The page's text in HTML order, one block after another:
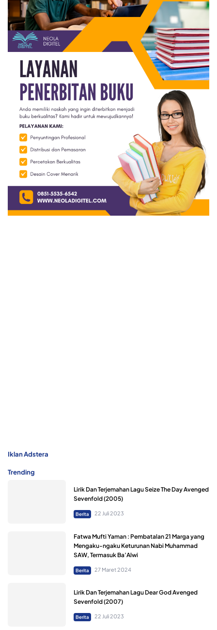
Iklan Adstera
Trending
Lirik Dan Terjemahan Lagu Seize The Day Avenged
Sevenfold (2005)
Berita 22 Juli 2023
Fatwa Mufti Yaman : Pembatalan 21 Marga yang
Mengaku-ngaku Keturunan Nabi Muhammad
SAW, Termasuk Ba’Alwi
Berita 27 Maret 2024
Lirik Dan Terjemahan Lagu Dear God Avenged
Sevenfold (2007)
Berita 22 Juli 2023